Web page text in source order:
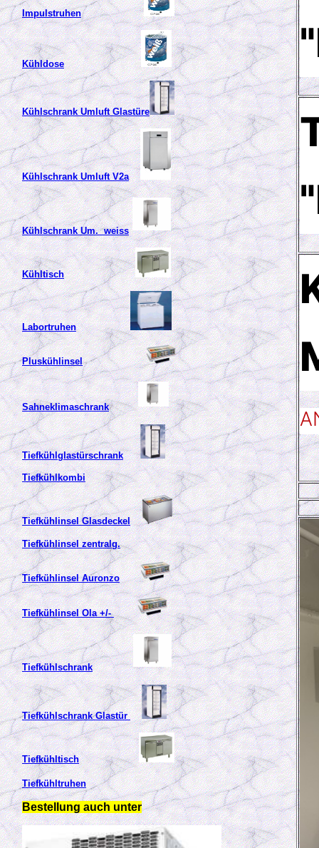
Impulstruhen
Kühldose
Kühlschrank Umluft Glastüre
Kühlschrank Umluft V2a
Kühlschrank Um. weiss
Kühltisch
Labortruhen
Pluskühlinsel
Sahneklimaschrank
Tiefkühlglastürschrank
Tiefkühlkombi
Tiefkühlinsel Glasdeckel
Tiefkühlinsel zentralg.
Tiefkühlinsel Auronzo
Tiefkühlinsel Ola +/-
Tiefkühlschrank
Tiefkühlschrank Glastür
Tiefkühltisch
Tiefkühltruhen
Bestellung auch unter